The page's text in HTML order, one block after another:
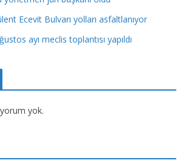
Ecevit Bulvarı yolları asfaltlanıyor
ayı meclis toplantısı yapıldı
yok.